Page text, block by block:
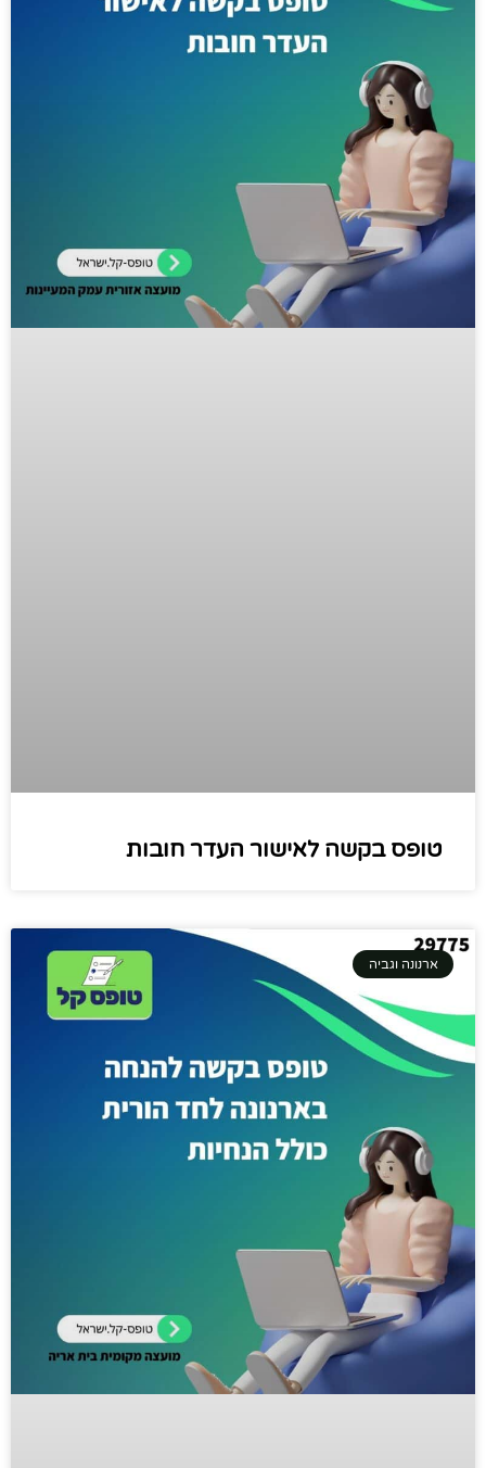
טופס בקשה לאישור העדר חובות
ארנונה וגביה